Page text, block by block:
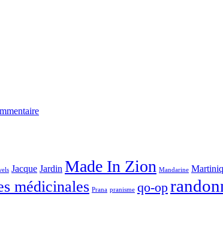
Jacque Jardin Made In Zion Mandarine
médicinales Prana pranisme qo-op